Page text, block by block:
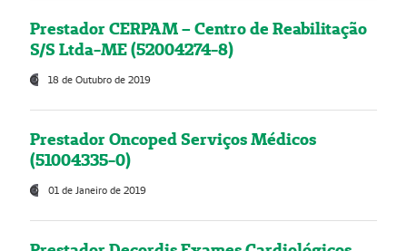
Prestador CERPAM – Centro de Reabilitação
S/S Ltda-ME (52004274-8)
18 de Outubro de 2019
Prestador Oncoped Serviços Médicos
(51004335-0)
01 de Janeiro de 2019